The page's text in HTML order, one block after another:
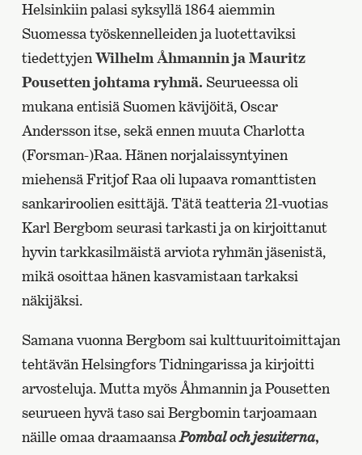
Helsinkiin palasi syksyllä 1864 aiemmin
Suomessa työskennelleiden ja luotettaviksi
tiedettyjen Wilhelm Åhmannin ja Mauritz
Pousetten johtama ryhmä. Seurueessa oli
mukana entisiä Suomen kävijöitä, Oscar
Andersson itse, sekä ennen muuta Charlotta
(Forsman-)Raa. Hänen norjalaissyntyinen
miehensä Fritjof Raa oli lupaava romanttisten
sankariroolien esittäjä. Tätä teatteria 21-vuotias
Karl Bergbom seurasi tarkasti ja on kirjoittanut
hyvin tarkkasilmäistä arviota ryhmän jäsenistä,
mikä osoittaa hänen kasvamistaan tarkaksi
näkijäksi.
Samana vuonna Bergbom sai kulttuuritoimittajan
tehtävän Helsingfors Tidningarissa ja kirjoitti
arvosteluja. Mutta myös Åhmannin ja Pousetten
seurueen hyvä taso sai Bergbomin tarjoamaan
näille omaa draamaansaPombal och jesuiterna,